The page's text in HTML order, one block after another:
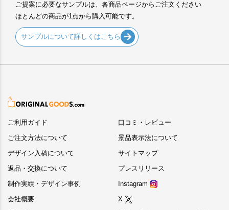
ご提案に必要なサンプルは、各商品ページからご注文ください
ほとんどの商品が1点から購入可能です。
サンプルについて詳しくはこちら
ご利用ガイド
ご注文方法について
デザイン入稿について
返品・交換について
制作実績・デザイン事例
会社概要
口コミ・レビュー
景品表示法について
サイトマップ
プレスリリース
Instagram
X